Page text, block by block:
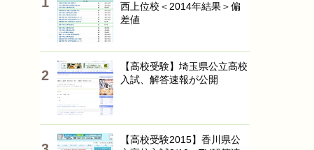
西上位校＜2014年結果＞偏
差値
【高校受験】埼玉県公立高校
入試、解答速報が公開
【高校受験2015】香川県公